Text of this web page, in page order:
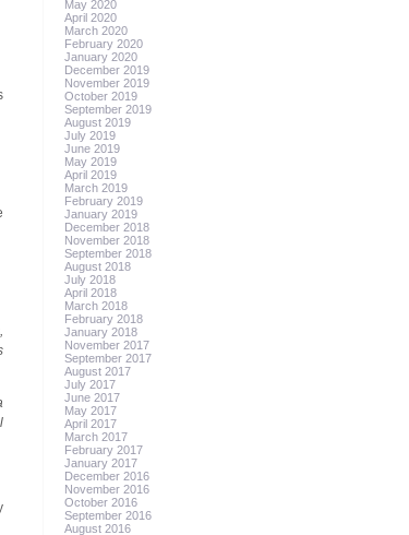
May 2020
April 2020
March 2020
February 2020
January 2020
December 2019
November 2019
October 2019
September 2019
August 2019
July 2019
June 2019
May 2019
April 2019
March 2019
February 2019
January 2019
December 2018
November 2018
September 2018
August 2018
July 2018
April 2018
March 2018
February 2018
January 2018
November 2017
September 2017
August 2017
July 2017
June 2017
May 2017
April 2017
March 2017
February 2017
January 2017
December 2016
November 2016
October 2016
September 2016
August 2016